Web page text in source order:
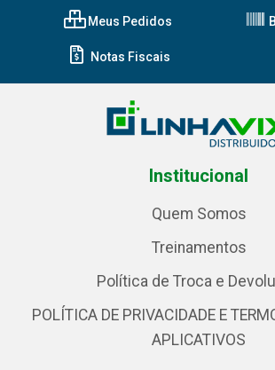
Meus Pedidos
Notas Fiscais
Institucional
Quem Somos
Treinamentos
Política de Troca e
POLÍTICA DE PRIVACIDADE E
APLICATIVOS